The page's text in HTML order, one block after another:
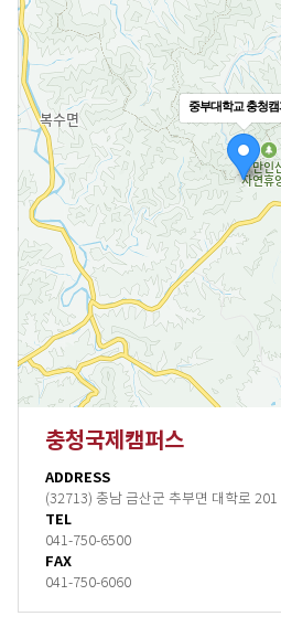
중부대학교 충청캠
충청국제캠퍼스
ADDRESS
(32713) 충남 금산군 추부면 대학로 201
TEL
041-750-6500
FAX
041-750-6060